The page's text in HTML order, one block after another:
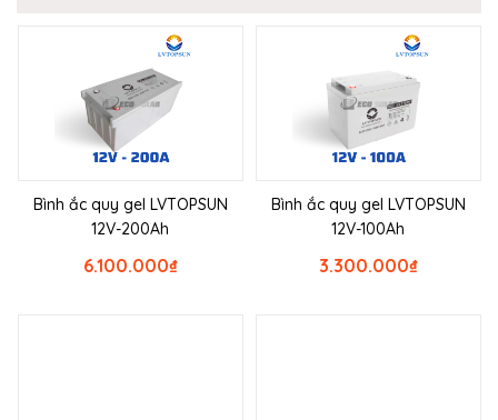
Bình ắc quy gel LVTOPSUN
12V-200Ah
₫
6.100.000
Bình ắc quy gel LVTOPSUN
12V-100Ah
₫
3.300.000